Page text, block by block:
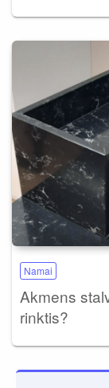
Namai
Akmens
rinktis?